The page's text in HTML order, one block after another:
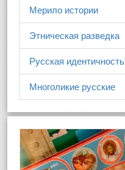
Мерило истории
Этническая разведка
Русская идентичность
Многоликие русские